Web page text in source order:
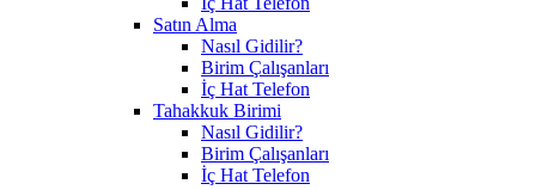
Satın Alma
Nasıl Gidilir?
Birim Çalışanları
İç Hat Telefon
Tahakkuk Birimi
Nasıl Gidilir?
Birim Çalışanları
İç Hat Telefon